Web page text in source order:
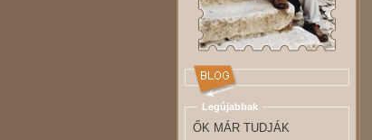
Legújabbak
ŐK MÁR TUDJÁK